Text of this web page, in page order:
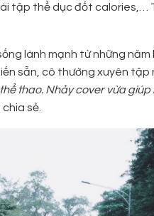
tập thể dục đốt
lành mạnh từ những
sẵn, cô thường xuyên
thao. Nhảy cover vừa
sẻ.